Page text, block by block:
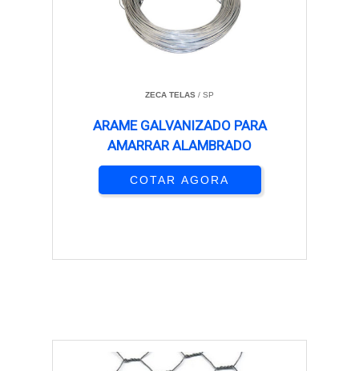
ZECA TELAS / SP
ARAME GALVANIZADO PARA
AMARRAR ALAMBRADO
COTAR AGORA